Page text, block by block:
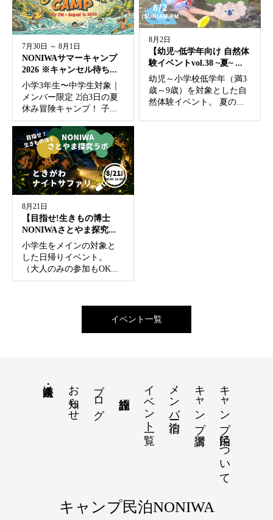
7月30日 ～ 8月1日
NONIWAサマーキャンプ
2026 ※キャンセル待ち...
小学3年生〜中学生対象｜
メンバー限定 2泊3日の夏
休み冒険キャンプ！ 子...
8月2日
【幼児~低学年向け 自然体
験イベントvol.38 ~夏~ ...
幼児～小学校低学年（満3
歳～9歳）を対象とした自
然体験イベント。 夏の...
8月21日
【目指せ!生きもの博士
NONIWAさとやま探究...
小学生をメインの対象と
した日帰りイベント。
（大人のみの参加もOK...
イベント一覧
キャンプ民泊について
キャンプ講習
メンバー宿泊
イベント一覧
ブログ
お知らせ
法人・企業向け
キャンプ民泊NONIWA